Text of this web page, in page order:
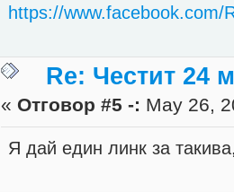
https://www.facebook.com/
Re: Честит 24
« Отговор #5 -: May 26,
Я дай един линк за